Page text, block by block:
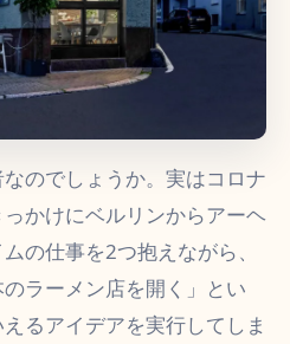
のでしょうか。実はコロナ
かけにベルリンからアーヘ
の仕事を2つ抱えながら、
ラーメン店を開く」とい
るアイデアを実行してしま